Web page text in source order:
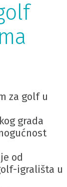
za golf u
grada
od
igrališta u